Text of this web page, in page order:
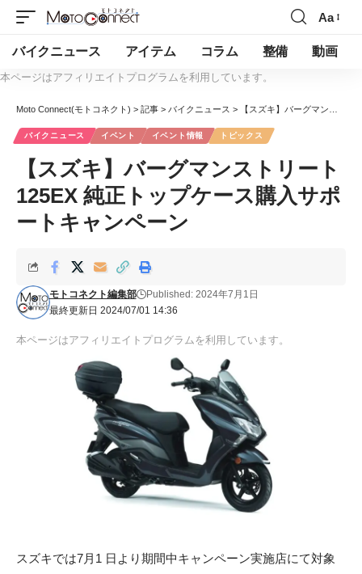
Aa
バイクニュース アイテム コラム 整備 動画
本ページはアフィリエイトプログラムを利用しています。
Moto Connect(モトコネクト) > 記事 > バイクニュース > 【スズキ】バーグマンストリート125EX 純正トップケース購入サポートキャンペーン
バイクニュース イベント イベント情報 トピックス
【スズキ】バーグマンストリート
125EX 純正トップケース購入サポ
ートキャンペーン
最終更新日 2024/07/01 14:36
モトコネクト編集部 Published: 2024年7月1日
本ページはアフィリエイトプログラムを利用しています。
スズキでは7月1 日より期間中キャンペーン実施店にて対象